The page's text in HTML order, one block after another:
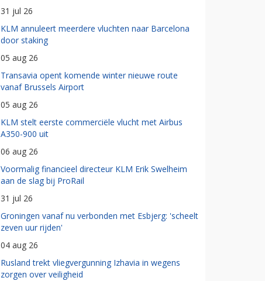
31 jul 26
KLM annuleert meerdere vluchten naar Barcelona
door staking
05 aug 26
Transavia opent komende winter nieuwe route
vanaf Brussels Airport
05 aug 26
KLM stelt eerste commerciële vlucht met Airbus
A350-900 uit
06 aug 26
Voormalig financieel directeur KLM Erik Swelheim
aan de slag bij ProRail
31 jul 26
Groningen vanaf nu verbonden met Esbjerg: 'scheelt
zeven uur rijden'
04 aug 26
Rusland trekt vliegvergunning Izhavia in wegens
zorgen over veiligheid